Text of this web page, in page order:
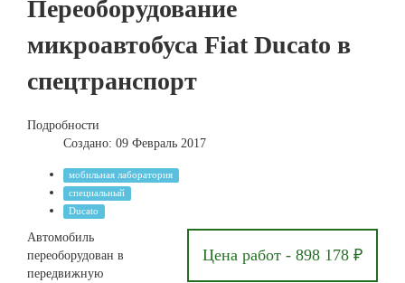
Переоборудование
микроавтобуса Fiat Ducato в
спецтранспорт
Подробности
Создано: 09 Февраль 2017
мобильная лаборатория
специальный
Ducato
Цена работ - 898 178 ₽
Автомобиль
переоборудован в
передвижную